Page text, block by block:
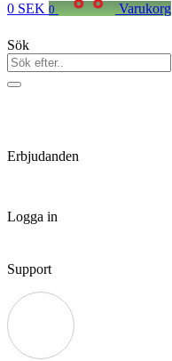
0 SEK 0 Varukorg
Sök
Erbjudanden
Logga in
Support